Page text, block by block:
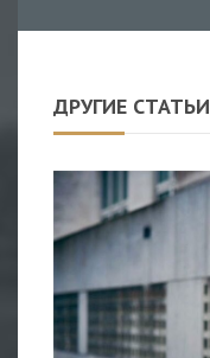
ДРУГИЕ СТАТЬИ